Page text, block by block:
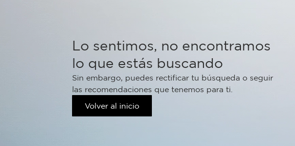
Lo sentimos, no encontramos
lo que estás buscando
Sin embargo, puedes rectificar tu búsqueda o seguir
las recomendaciones que tenemos para ti.
Volver al inicio